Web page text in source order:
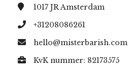
1017 JRAmsterdam
+31208086261
hello@misterbarish.com
KvK nummer: 82173575